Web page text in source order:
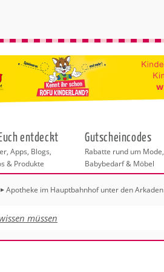
Berlin
entdeckt
Apps, Blogs,
& Produkte
Gutscheincodes
Rabatte rund um Mode,
Babybedarf & Möbel
Apotheke im Hauptbahnhof unter den Arkaden
müssen